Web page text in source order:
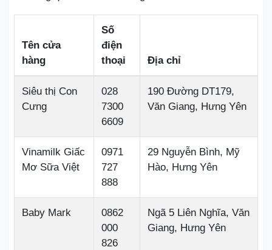
Tên cửa
hàng
Số
điện
thoại
Địa chỉ
Siêu thị Con
Cưng
028
7300
6609
190 Đường DT179,
Văn Giang, Hưng Yên
Vinamilk Giấc
Mơ Sữa Việt
0971
727
888
29 Nguyễn Bình, Mỹ
Hào, Hưng Yên
Baby Mark
0862
000
826
Ngã 5 Liên Nghĩa, Văn
Giang, Hưng Yên